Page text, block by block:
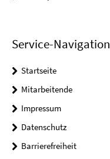
Service-Navigation
Startseite
Mitarbeitende
Impressum
Datenschutz
Barrierefreiheit